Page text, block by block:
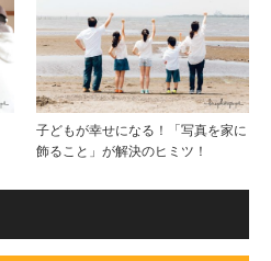
子どもが幸せになる！「写真を家に
飾ること」が解決のヒミツ！